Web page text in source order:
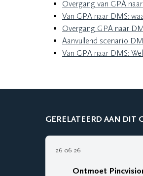
Overgang van GPA
Van GPA naar DMS:
Overgang GPA naar
Aanvullend scenario
Van GPA naar DMS:
GERELATEERD AAN DIT
26 06 26
Ontmoet